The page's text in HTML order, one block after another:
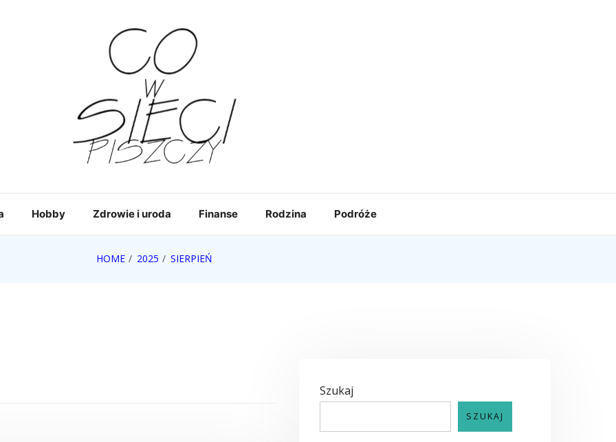
Hobby Zdrowie i uroda Finanse Rodzina Podróże
HOME 2025 SIERPIEŃ
Szukaj
SZUKAJ